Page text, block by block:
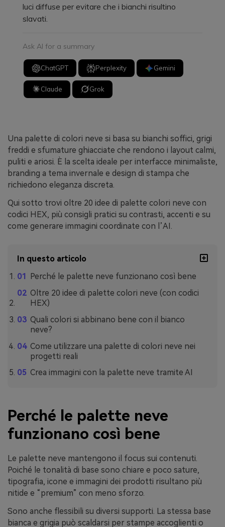
luci diffuse per evitare che i bianchi risultino
slavati.
Ask AI for a summary
ChatGPT Perplexity Gemini
Claude Grok
Una palette di colori neve si basa su bianchi soffici, grigi
freddi e sfumature ghiacciate che rendono i layout calmi,
puliti e ariosi. È la scelta ideale per interfacce minimaliste,
branding a tema invernale e design di stampa che
richiedono eleganza discreta.
Qui sotto trovi oltre 20 idee di palette colori neve con
codici HEX, più consigli pratici su contrasti, accenti e su
come generare immagini coordinate con l’AI.
In questo articolo
Perché le palette neve funzionano così bene
Oltre 20 idee di palette colori neve (con codici
HEX)
Quali colori si abbinano bene con il bianco
neve?
Come utilizzare una palette di colori neve nei
progetti reali
Crea immagini con la palette neve tramite AI
Perché le palette neve
funzionano così bene
Le palette neve mantengono il focus sui contenuti.
Poiché le tonalità di base sono chiare e poco sature,
tipografia, icone e immagini dei prodotti risultano più
nitide e “premium” con meno sforzo.
Sono anche flessibili su diversi supporti. La stessa base
bianca e grigia può scaldarsi per stampe accoglienti o